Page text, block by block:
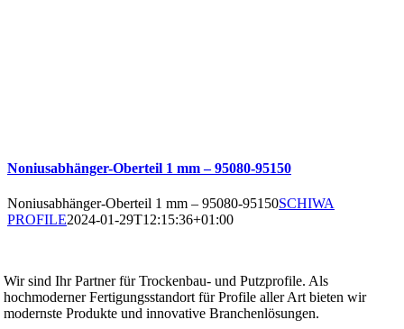
Noniusabhänger-Oberteil 1 mm – 95080-95150
Noniusabhänger-Oberteil 1 mm – 95080-95150SCHIWA
PROFILE2024-01-29T12:15:36+01:00
Wir sind Ihr Partner für Trockenbau- und Putzprofile. Als
hochmoderner Fertigungsstandort für Profile aller Art bieten wir
modernste Produkte und innovative Branchenlösungen.